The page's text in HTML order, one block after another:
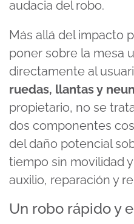
audacia del robo.
Más allá del impacto
poner sobre la mesa
directamente al
ruedas, llantas y
propietario, no se
dos componentes
del daño potencial
tiempo sin movilidad
auxilio, reparación y
Un robo rápido y